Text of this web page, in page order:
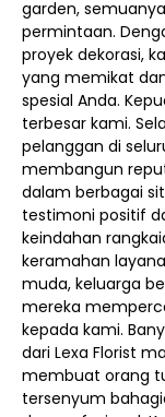
garden,
permintaan.
proyek dekorasi,
yang memikat
spesial Anda.
terbesar kami.
pelanggan di
membangun
dalam berbagai
testimoni positif
keindahan
keramahan
muda, keluarga
mereka
kepada kami.
dari Lexa Florist
membuat orang
tersenyum